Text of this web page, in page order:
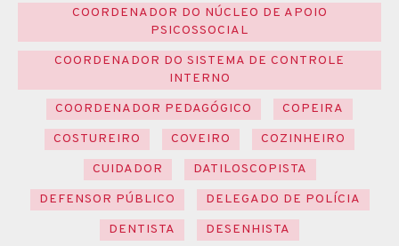
COORDENADOR DO NÚCLEO DE APOIO
PSICOSSOCIAL
COORDENADOR DO SISTEMA DE CONTROLE
INTERNO
COORDENADOR PEDAGÓGICO
COPEIRA
COSTUREIRO
COVEIRO
COZINHEIRO
CUIDADOR
DATILOSCOPISTA
DEFENSOR PÚBLICO
DELEGADO DE POLÍCIA
DENTISTA
DESENHISTA